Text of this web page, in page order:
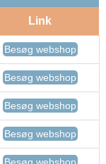
Link
Besøg webshop
Besøg webshop
Besøg webshop
Besøg webshop